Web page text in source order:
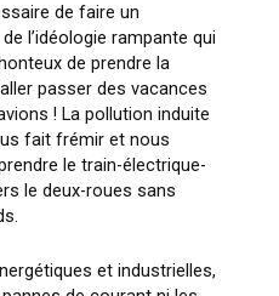
de faire un
l’idéologie rampante qui
de prendre la
passer des vacances
! La pollution induite
fait frémir et nous
le train-électrique-
le deux-roues sans
et industrielles,